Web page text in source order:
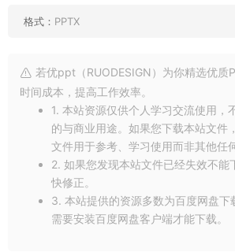
格式： PPTX
若优ppt（RUODESIGN）为你精选优质
时间成本，提高工作效率。
1. 本站资源仅供个人学习交流使用，
的与商业用途。如果您下载本站文件
文件用于参考、学习使用而非其他任
2. 如果您发现本站文件已经失效不能
快修正。
3. 本站提供的资源多数为百度网盘下
需要安装百度网盘客户端才能下载。